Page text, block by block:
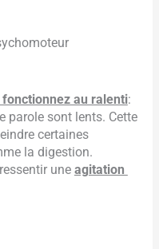
fonctionnez au ralenti:
parole sont lents. Cette
certaines
la digestion.
une agitation